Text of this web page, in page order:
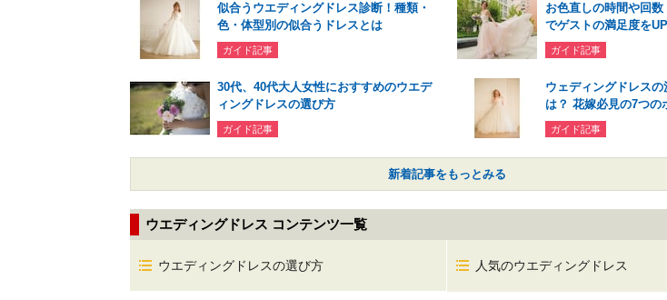
似合うウエディングドレス診断！種類・
色・体型別の似合うドレスとは
ガイド記事
お色直しの時間や回
でゲストの満足度をUP
ガイド記事
30代、40代大人女性におすすめのウエデ
ィングドレスの選び方
ガイド記事
ウェディングドレス
は？ 花嫁必見の7つの
ガイド記事
新着記事をもっとみる
ウエディングドレス コンテンツ一覧
ウエディングドレスの選び方 人気のウエディングドレス